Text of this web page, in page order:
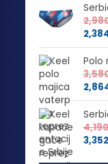
Polo